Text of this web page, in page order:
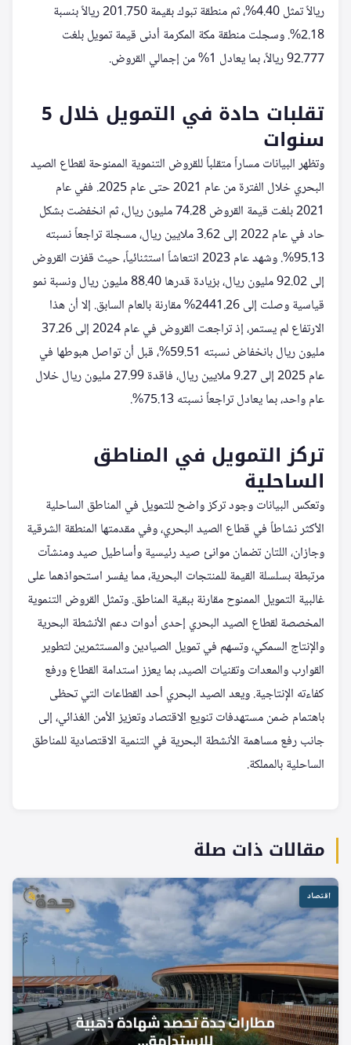
ريالاً تمثل 4.40%، ثم منطقة تبوك بقيمة 201.750 ريالاً بنسبة
2.18%. وسجلت منطقة مكة المكرمة أدنى قيمة تمويل بلغت
92.777 ريالاً، بما يعادل 1% من إجمالي القروض.
تقلبات حادة في التمويل خلال 5
سنوات
وتظهر البيانات مساراً متقلباً للقروض التنموية الممنوحة لقطاع الصيد
البحري خلال الفترة من عام 2021 حتى عام 2025. ففي عام
2021 بلغت قيمة القروض 74.28 مليون ريال، ثم انخفضت بشكل
حاد في عام 2022 إلى 3.62 ملايين ريال، مسجلة تراجعاً نسبته
95.13%. وشهد عام 2023 انتعاشاً استثنائياً، حيث قفزت القروض
إلى 92.02 مليون ريال، بزيادة قدرها 88.40 مليون ريال ونسبة نمو
قياسية وصلت إلى 2441.26% مقارنة بالعام السابق. إلا أن هذا
الارتفاع لم يستمر، إذ تراجعت القروض في عام 2024 إلى 37.26
مليون ريال بانخفاض نسبته 59.51%، قبل أن تواصل هبوطها في
عام 2025 إلى 9.27 ملايين ريال، فاقدة 27.99 مليون ريال خلال
عام واحد، بما يعادل تراجعاً نسبته 75.13%.
تركز التمويل في المناطق
الساحلية
وتعكس البيانات وجود تركز واضح للتمويل في المناطق الساحلية
الأكثر نشاطاً في قطاع الصيد البحري، وفي مقدمتها المنطقة الشرقية
وجازان، اللتان تضمان موانئ صيد رئيسية وأساطيل صيد ومنشآت
مرتبطة بسلسلة القيمة للمنتجات البحرية، مما يفسر استحواذهما على
غالبية التمويل الممنوح مقارنة ببقية المناطق. وتمثل القروض التنموية
المخصصة لقطاع الصيد البحري إحدى أدوات دعم الأنشطة البحرية
والإنتاج السمكي، وتسهم في تمويل الصيادين والمستثمرين لتطوير
القوارب والمعدات وتقنيات الصيد، بما يعزز استدامة القطاع ورفع
كفاءته الإنتاجية. ويعد الصيد البحري أحد القطاعات التي تحظى
باهتمام ضمن مستهدفات تنويع الاقتصاد وتعزيز الأمن الغذائي، إلى
جانب رفع مساهمة الأنشطة البحرية في التنمية الاقتصادية للمناطق
الساحلية بالمملكة.
مقالات ذات صلة
اقتصاد